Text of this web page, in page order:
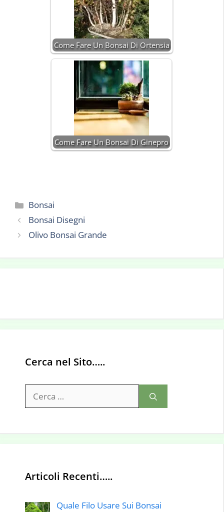
Come Fare Un Bonsai Di Ortensia
Come Fare Un Bonsai Di Ginepro
Categorie
Bonsai
Bonsai Disegni
Olivo Bonsai Grande
Cerca nel Sito…..
per:
Articoli Recenti…..
Quale Filo Usare Sui Bonsai